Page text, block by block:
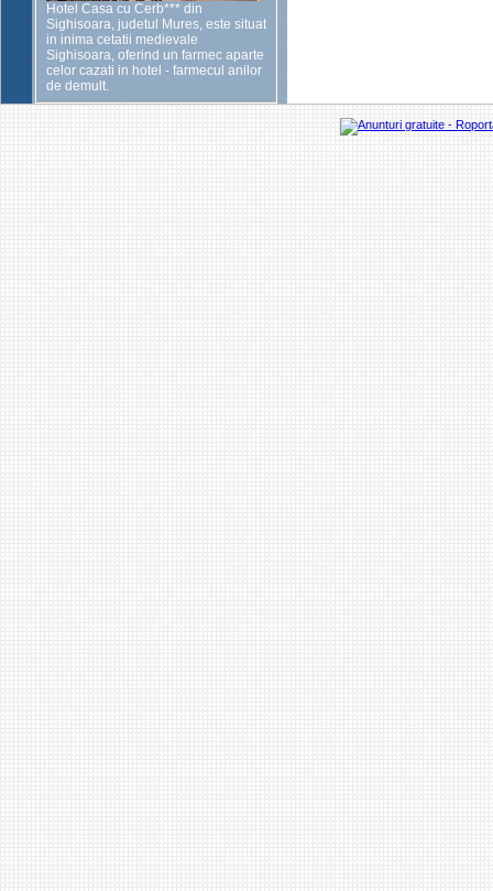
Hotel Casa cu Cerb*** din
Sighisoara, judetul Mures, este situat
in inima cetatii medievale
Sighisoara, oferind un farmec aparte
celor cazati in hotel - farmecul anilor
de demult.